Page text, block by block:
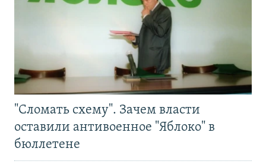
"Сломать схему". Зачем власти
оставили антивоенное "Яблоко" в
бюллетене